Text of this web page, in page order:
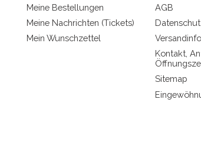
Meine Bestellungen
Meine Nachrichten (Tickets)
Mein Wunschzettel
AGB
Kontakt,
Sitemap